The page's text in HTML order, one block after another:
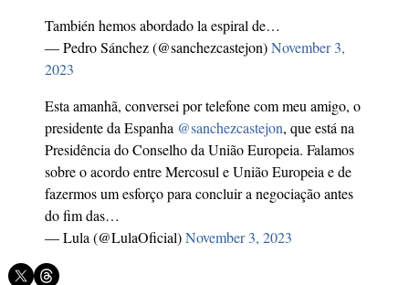
También hemos abordado la espiral de…
— Pedro Sánchez (@sanchezcastejon)November 3,
2023
Esta amanhã, conversei por telefone com meu amigo, o
presidente da Espanha @sanchezcastejon, que está na
Presidência do Conselho da União Europeia. Falamos
sobre o acordo entre Mercosul e União Europeia e de
fazermos um esforço para concluir a negociação antes
do fim das…
— Lula (@LulaOficial)November 3, 2023